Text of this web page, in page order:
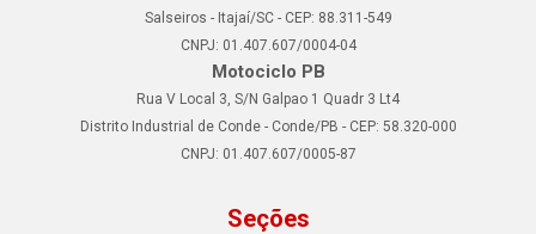
Salseiros - Itajaí/SC - CEP: 88.311-549
CNPJ: 01.407.607/0004-04
Motociclo PB
Rua V Local 3, S/N Galpao 1 Quadr 3 Lt4
Distrito Industrial de Conde - Conde/PB - CEP: 58.320-000
CNPJ: 01.407.607/0005-87
Seções